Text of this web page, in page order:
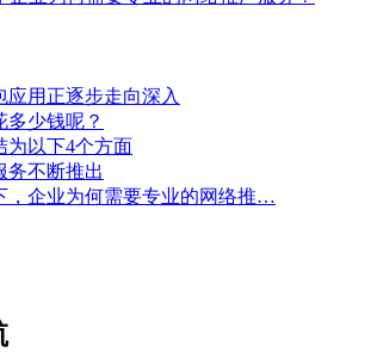
应用正逐步走向深入
多少钱呢？
为以下4个方面
务不断推出
，企业为何需要专业的网络推…